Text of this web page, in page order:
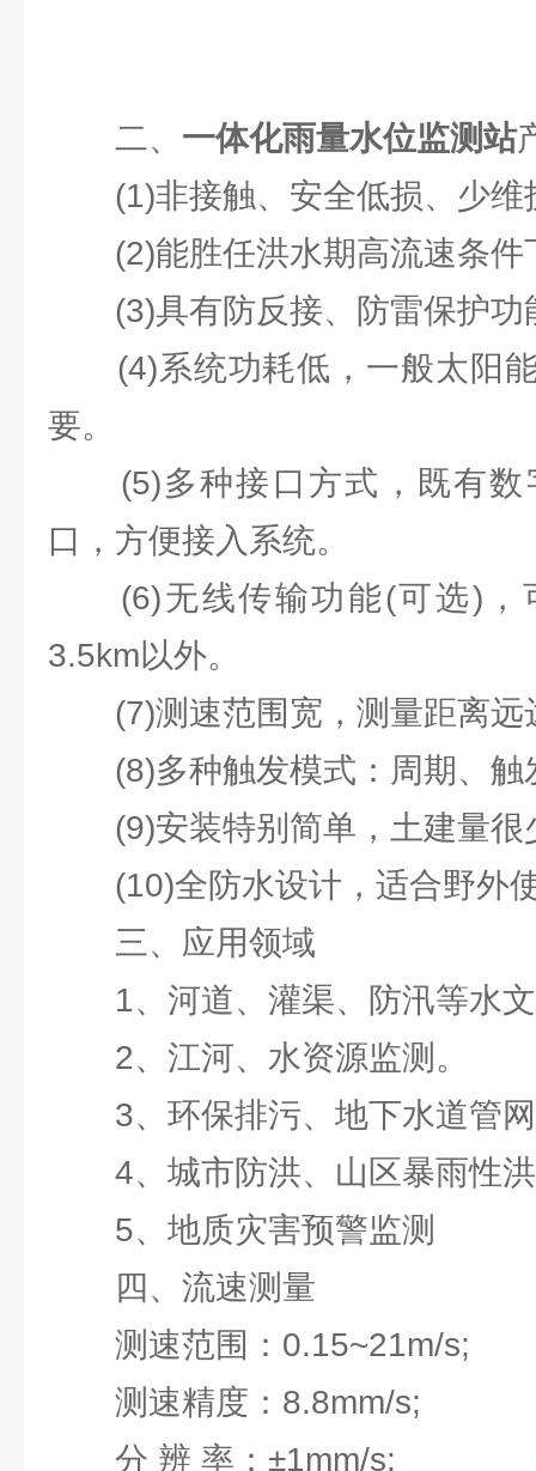
二、 一体化雨量水位监测站
(1)非接触、安全低损、少维
(2)能胜任洪水期高流速条件
(3)具有防反接、防雷保护功
(4)系统功耗低，一般太阳能
要。
(5)多种接口方式，既有数
口，方便接入系统。
(6)无线传输功能(可选)，
3.5km以外。
(7)测速范围宽，测量距离远
(8)多种触发模式：周期、触
(9)安装特别简单，土建量很
(10)全防水设计，适合野外
三、应用领域
1、河道、灌渠、防汛等水文
2、江河、水资源监测。
3、环保排污、地下水道管网
4、城市防洪、山区暴雨性洪
5、地质灾害预警监测
四、流速测量
测速范围：0.15~21m/s;
测速精度：8.8mm/s;
分 辨 率：±1mm/s;